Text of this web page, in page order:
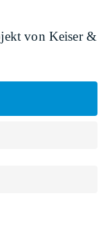
von Keiser &